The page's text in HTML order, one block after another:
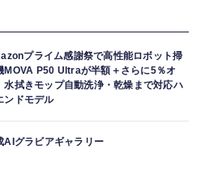
プライム感謝祭で高性能ロボット掃
MOVA P50 Ultraが半額＋さらに5％オ
水拭きモップ自動洗浄・乾燥まで対応ハ
ンドモデル
AIグラビアギャラリー